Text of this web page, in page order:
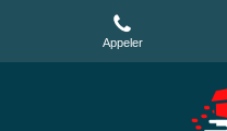
Appeler